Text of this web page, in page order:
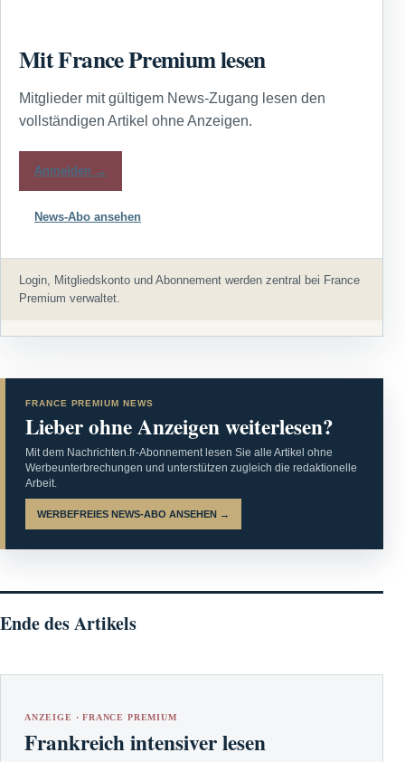
Mit France Premium lesen
Mitglieder mit gültigem News-Zugang lesen den
vollständigen Artikel ohne Anzeigen.
Anmelden →
News-Abo ansehen
Login, Mitgliedskonto und Abonnement werden zentral bei France
Premium verwaltet.
FRANCE PREMIUM NEWS
Lieber ohne Anzeigen weiterlesen?
Mit dem Nachrichten.fr-Abonnement lesen Sie alle Artikel ohne
Werbeunterbrechungen und unterstützen zugleich die redaktionelle
Arbeit.
WERBEFREIES NEWS-ABO ANSEHEN →
Ende des Artikels
ANZEIGE · FRANCE PREMIUM
Frankreich intensiver lesen